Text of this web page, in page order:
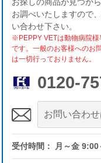
お探しの商品が見つか
お調べいたしますので
い合わせ下さい。
※PEPPY VETは動物病院様
です。一般のお客様へのお
は一切行っておりません。
0120-
お問い合わ
受付時間： 月～金